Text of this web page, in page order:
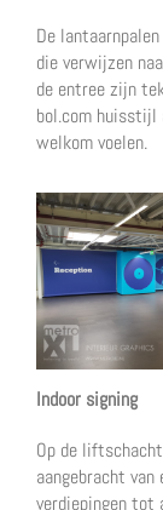
De
die verwijzen
de entree zijn
bol.com huisstijl
welkom voelen.
Indoor signing
Op de
aangebracht
verdiepingen tot